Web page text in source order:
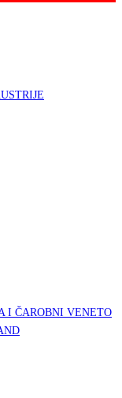
I ČAROBNI VENETO